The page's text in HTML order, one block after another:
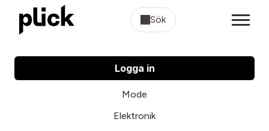
Sök
Logga in
Mode
Elektronik